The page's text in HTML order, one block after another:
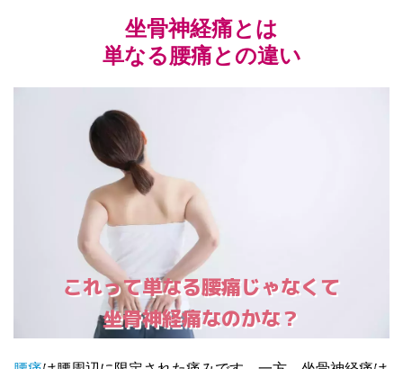
坐骨神経痛とは
単なる腰痛との違い
これって単なる腰痛じゃなくて
坐骨神経痛なのかな？